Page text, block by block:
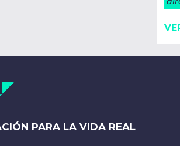
PARA LA VIDA REAL